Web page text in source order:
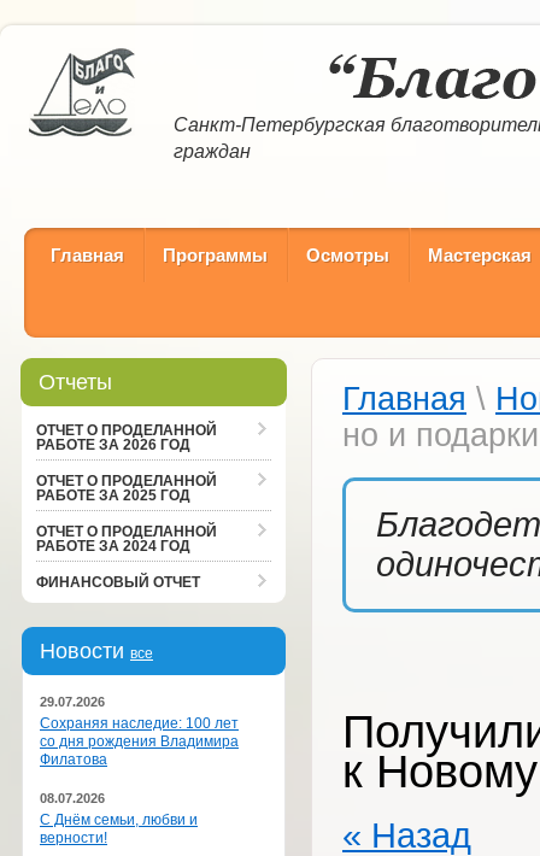
Санкт-Петербургская
граждан
Главная Программы Осмотры Мастерская
Отчеты
ОТЧЕТ О ПРОДЕЛАННОЙ
РАБОТЕ ЗА 2026 ГОД
ОТЧЕТ О ПРОДЕЛАННОЙ
РАБОТЕ ЗА 2025 ГОД
ОТЧЕТ О ПРОДЕЛАННОЙ
РАБОТЕ ЗА 2024 ГОД
ФИНАНСОВЫЙ ОТЧЕТ
Новости все
29.07.2026
Сохраняя наследие: 100 лет
со дня рождения Владимира
Филатова
08.07.2026
С Днём семьи, любви и
верности!
Главная \
но и
к Новому
« Назад